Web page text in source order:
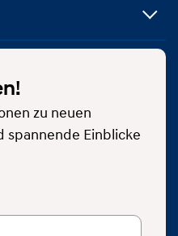
zu neuen
spannende Einblicke